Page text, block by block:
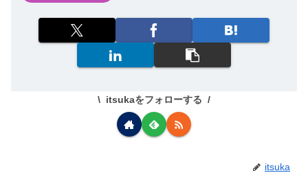
itsukaをフォローする
itsuka